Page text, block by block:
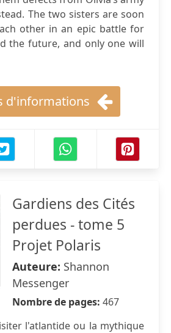
The two sisters are soon
other in an epic battle for
the future, and only one will
d'informations
Gardiens des Cités
perdues - tome 5
Projet Polaris
Auteure: Shannon
Messenger
Nombre de pages: 467
l'atlantide ou la mythique